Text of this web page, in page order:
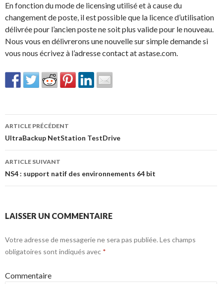
En fonction du mode de licensing utilisé et à cause du
changement de poste, il est possible que la licence d’utilisation
délivrée pour l’ancien poste ne soit plus valide pour le nouveau.
Nous vous en délivrerons une nouvelle sur simple demande si
vous nous écrivez à l’adresse contact at astase.com.
Navigation
des
articles
ARTICLE PRÉCÉDENT
UltraBackup NetStation TestDrive
ARTICLE SUIVANT
NS4 : support natif des environnements 64 bit
LAISSER UN COMMENTAIRE
Votre adresse de messagerie ne sera pas publiée. Les champs
obligatoires sont indiqués avec *
Commentaire